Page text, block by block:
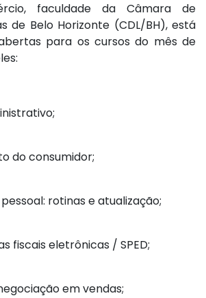
faculdade da Câmara de
de Belo Horizonte (CDL/BH), está
para os cursos do mês de
do consumidor;
rotinas e atualização;
fiscais eletrônicas / SPED;
em vendas;